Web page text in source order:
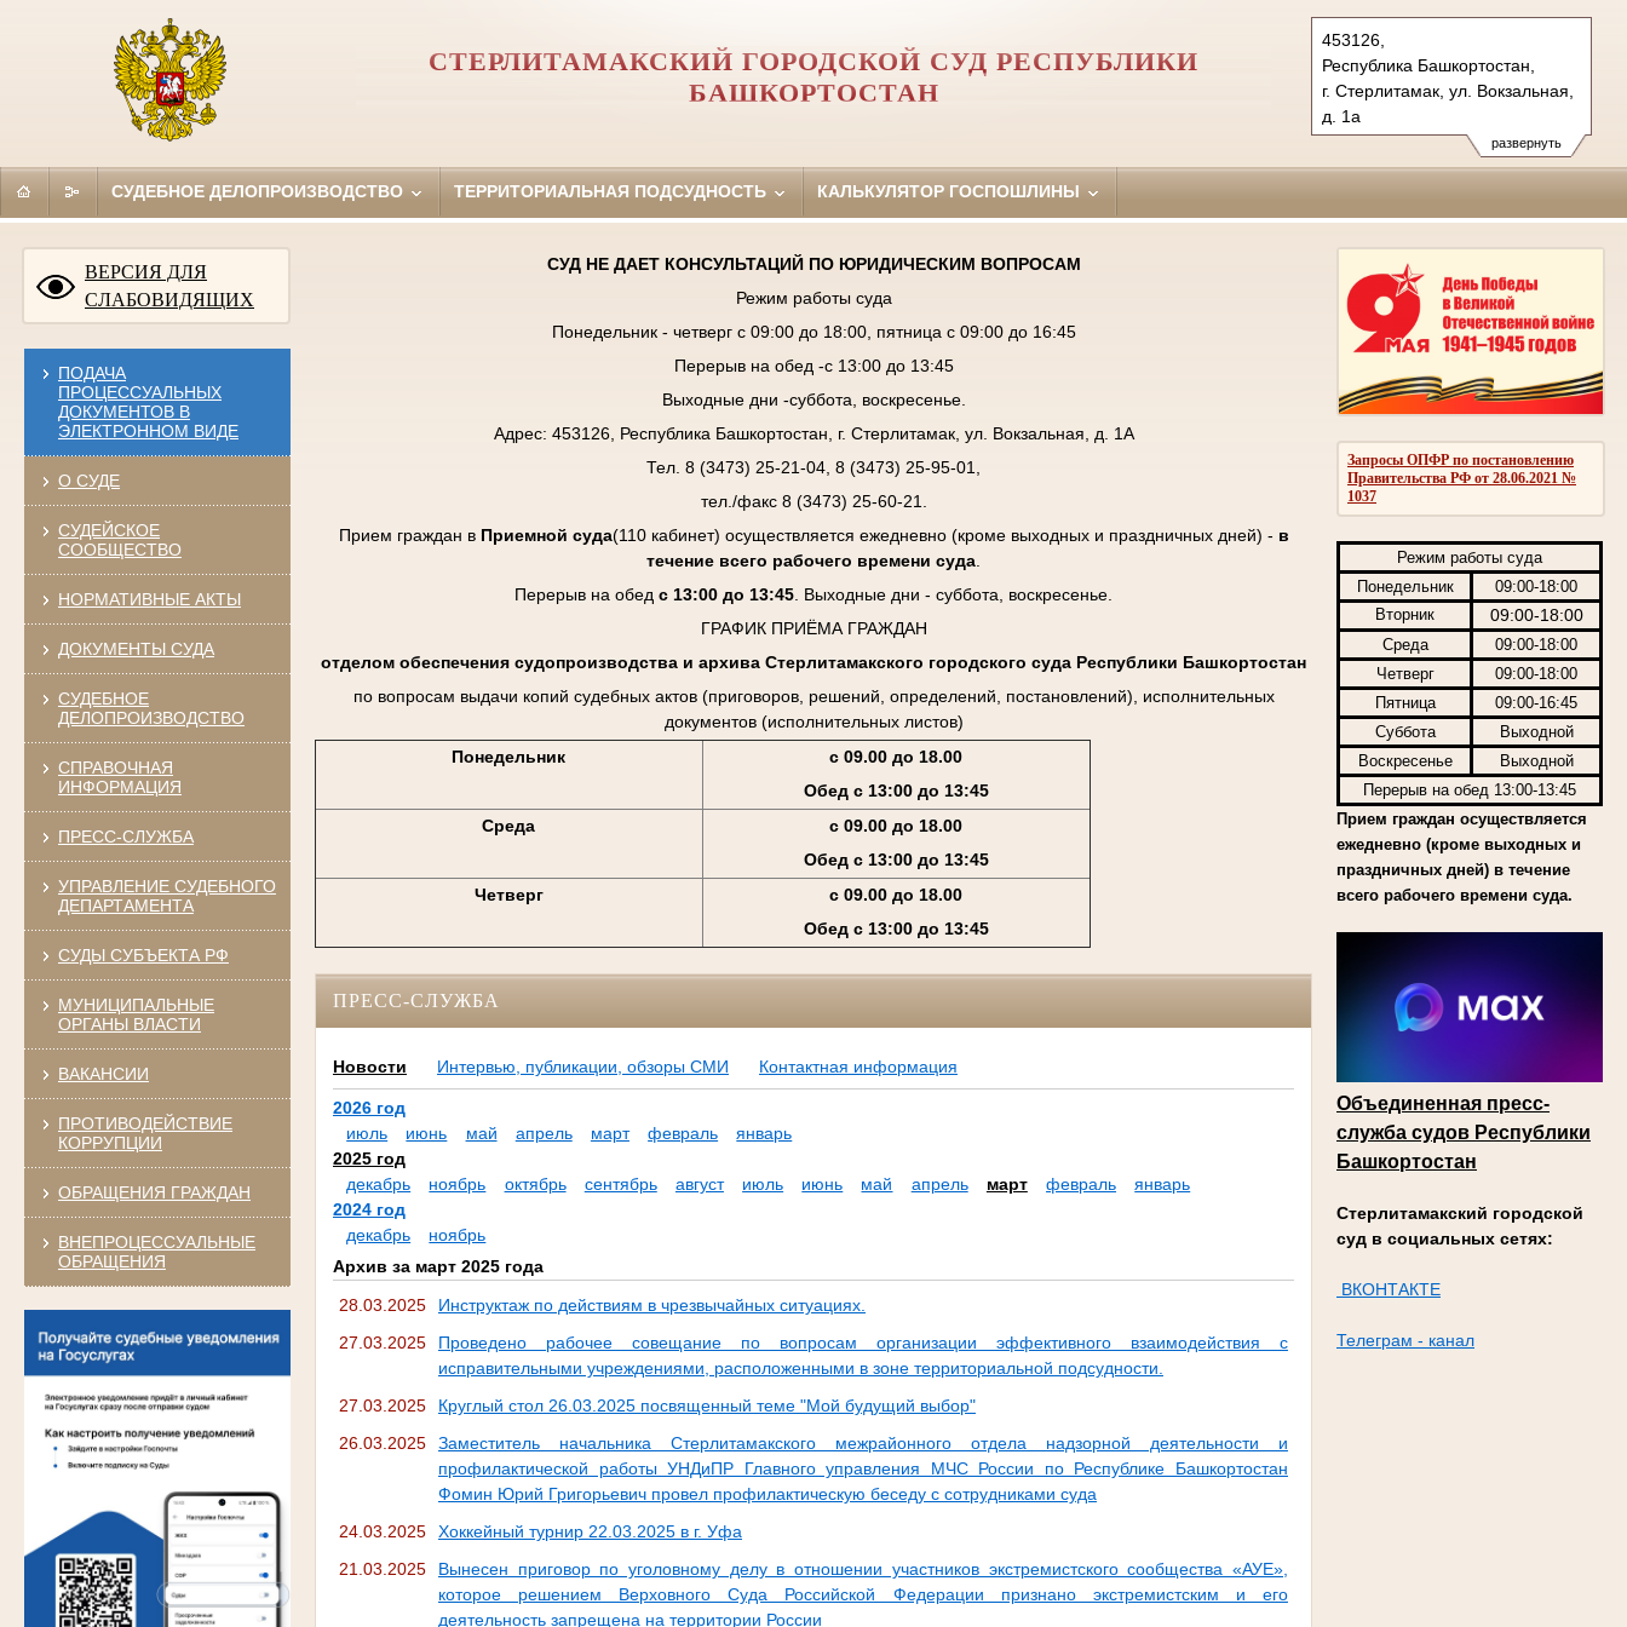
развернуть
453126,
Республика Башкортостан,
г. Стерлитамак, ул. Вокзальная,
д. 1а
Тел.: (3473) 25-21-04, 25-60-21
sterlitamaksky.bkr@sudrf.ru
СТЕРЛИТАМАКСКИЙ ГОРОДСКОЙ СУД РЕСПУБЛИКИ
БАШКОРТОСТАН
СУДЕБНОЕ ДЕЛОПРОИЗВОДСТВО ТЕРРИТОРИАЛЬНАЯ ПОДСУДНОСТЬ КАЛЬКУЛЯТОР ГОСПОШЛИНЫ
ВЕРСИЯ ДЛЯ
СЛАБОВИДЯЩИХ
ПОДАЧА
ПРОЦЕССУАЛЬНЫХ
ДОКУМЕНТОВ В
ЭЛЕКТРОННОМ ВИДЕ
О СУДЕ
СУДЕЙСКОЕ
СООБЩЕСТВО
НОРМАТИВНЫЕ АКТЫ
ДОКУМЕНТЫ СУДА
СУДЕБНОЕ
ДЕЛОПРОИЗВОДСТВО
СПРАВОЧНАЯ
ИНФОРМАЦИЯ
ПРЕСС-СЛУЖБА
УПРАВЛЕНИЕ СУДЕБНОГО
ДЕПАРТАМЕНТА
СУДЫ СУБЪЕКТА РФ
МУНИЦИПАЛЬНЫЕ
ОРГАНЫ ВЛАСТИ
ВАКАНСИИ
ПРОТИВОДЕЙСТВИЕ
КОРРУПЦИИ
ОБРАЩЕНИЯ ГРАЖДАН
ВНЕПРОЦЕССУАЛЬНЫЕ
ОБРАЩЕНИЯ
Запросы ОПФР по постановлению
Правительства РФ от 28.06.2021 №
1037
Режим работы суда
Понедельник
09:00-18:00
Вторник
09:00-18:00
Среда
09:00-18:00
Четверг
09:00-18:00
Пятница
09:00-16:45
Суббота
Выходной
Воскресенье
Выходной
Перерыв на обед 13:00-13:45
Прием граждан осуществляется
ежедневно (кроме выходных и
праздничных дней) в течение
всего рабочего времени суда.
Объединенная пресс-
служба судов Республики
Башкортостан
Стерлитамакский городской
суд в социальных сетях:
ВКОНТАКТЕ
Телеграм - канал
СУД НЕ ДАЕТ КОНСУЛЬТАЦИЙ ПО ЮРИДИЧЕСКИМ ВОПРОСАМ
Режим работы суда
Понедельник - четверг с 09:00 до 18:00, пятница с 09:00 до 16:45
Перерыв на обед -с 13:00 до 13:45
Выходные дни -суббота, воскресенье.
Адрес: 453126, Республика Башкортостан, г. Стерлитамак, ул. Вокзальная, д. 1А
Тел. 8 (3473) 25-21-04, 8 (3473) 25-95-01,
тел./факс 8 (3473) 25-60-21.
Прием граждан в Приемной суда(110 кабинет) осуществляется ежедневно (кроме выходных и праздничных дней) - в
течение всего рабочего времени суда.
Перерыв на обед с 13:00 до 13:45. Выходные дни - суббота, воскресенье.
ГРАФИК ПРИЁМА ГРАЖДАН
отделом обеспечения судопроизводства и архива Стерлитамакского городского суда Республики Башкортостан
по вопросам выдачи копий судебных актов (приговоров, решений, определений, постановлений), исполнительных
документов (исполнительных листов)
Понедельник
с 09.00 до 18.00
Обед с 13:00 до 13:45
Среда
с 09.00 до 18.00
Обед с 13:00 до 13:45
Четверг
с 09.00 до 18.00
Обед с 13:00 до 13:45
ПРЕСС-СЛУЖБА
Новости Интервью, публикации, обзоры СМИ Контактная информация
2026 год
июль
июнь май апрель март февраль
январь
2025 год
декабрь
ноябрь октябрь сентябрь август июль июнь май апрель март февраль
январь
2024 год
декабрь
ноябрь
Архив за март 2025 года
28.03.2025
Инструктаж по действиям в чрезвычайных ситуациях.
27.03.2025
Проведено рабочее совещание по вопросам организации эффективного взаимодействия с
исправительными учреждениями, расположенными в зоне территориальной подсудности.
27.03.2025
Круглый стол 26.03.2025 посвященный теме "Мой будущий выбор"
26.03.2025
Заместитель начальника Стерлитамакского межрайонного отдела надзорной деятельности и
профилактической работы УНДиПР Главного управления МЧС России по Республике Башкортостан
Фомин Юрий Григорьевич провел профилактическую беседу с сотрудниками суда
24.03.2025
Хоккейный турнир 22.03.2025 в г. Уфа
21.03.2025
Вынесен приговор по уголовному делу в отношении участников экстремистского сообщества «АУЕ»,
которое решением Верховного Суда Российской Федерации признано экстремистским и его
деятельность запрещена на территории России